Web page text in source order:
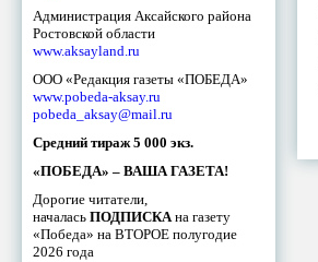
Администрация Аксайского района
Ростовской области
www.aksayland.ru
ООО «Редакция газеты «ПОБЕДА»
www.pobeda-aksay.ru
pobeda_aksay@mail.ru
Средний тираж 5 000 экз.
«ПОБЕДА» – ВАША ГАЗЕТА!
Дорогие читатели,
началась ПОДПИСКА на газету
«Победа» на ВТОРОЕ полугодие
2026 года